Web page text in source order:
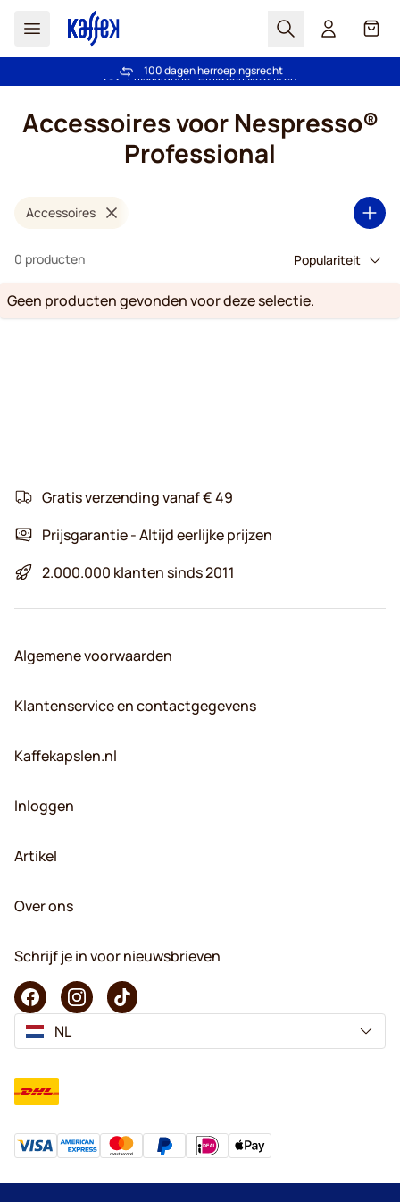
Zoek Cart
Gratis verzending vanaf € 49
100 dagen herroepingsrecht
Accessoires voor Nespresso®
Professional
Accessoires
0 producten
Geen producten gevonden voor deze selectie.
Gratis verzending vanaf € 49
Prijsgarantie - Altijd eerlijke prijzen
2.000.000 klanten sinds 2011
Algemene voorwaarden
Klantenservice en contactgegevens
Kaffekapslen.nl
Inloggen
Artikel
Over ons
Schrijf je in voor nieuwsbrieven
NL